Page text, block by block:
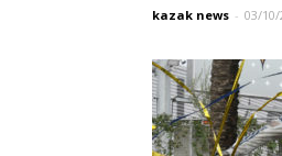
kazak news - 03/10/